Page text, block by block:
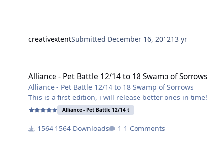
creativextentSubmitted December 16, 201213 yr
Alliance - Pet Battle 12/14 to 18 Swamp of Sorrows
Alliance - Pet Battle 12/14 to 18 Swamp of Sorrows
This is a first edition, i will release better ones in time!
Alliance - Pet Battle 12/14 t
1564 Downloads 1 Comments